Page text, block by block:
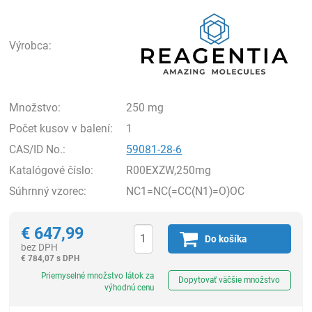
Výrobca:
Množstvo:
250 mg
Počet kusov v balení:
1
CAS/ID No.:
59081-28-6
Katalógové číslo:
R00EXZW,250mg
Súhrnný vzorec:
NC1=NC(=CC(N1)=O)OC
€ 647,99
bez DPH
€ 784,07 s DPH
Do košíka
Priemyselné množstvo látok za
výhodnú cenu
Dopytovať väčšie množstvo